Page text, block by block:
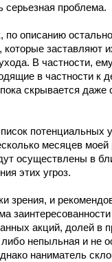
серьезная проблема.
описанию
заставляют
В частности,
в частности к
скрывается
потенциальных
месяцев
осуществлены в
этих угроз.
зрения, и
заинтересованности
акций, долей в
непыльная и не
наниматель